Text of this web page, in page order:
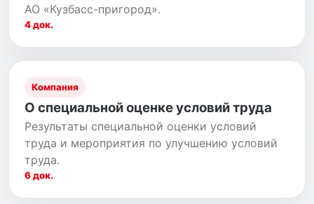
АО «Кузбасс-пригород».
4 док.
Компания
О специальной оценке условий труда
Результаты специальной оценки условий
труда и мероприятия по улучшению условий
труда.
6 док.